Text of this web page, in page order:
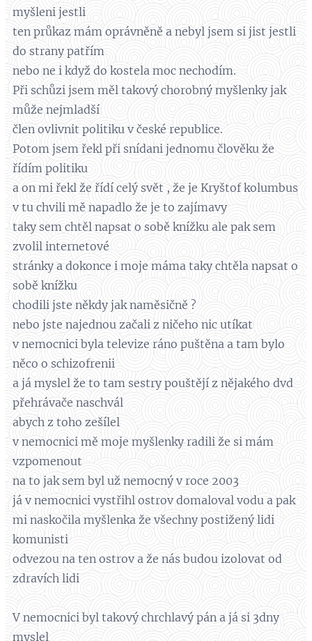
myšleni jestli
ten průkaz mám oprávněně a nebyl jsem si jist jestli
do strany patřím
nebo ne i když do kostela moc nechodím.
Při schůzi jsem měl takový chorobný myšlenky jak
může nejmladší
člen ovlivnit politiku v české republice.
Potom jsem řekl při snídani jednomu člověku že
řídím politiku
a on mi řekl že řídí celý svět , že je Kryštof kolumbus
v tu chvili mě napadlo že je to zajímavy
taky sem chtěl napsat o sobě knížku ale pak sem
zvolil internetové
stránky a dokonce i moje máma taky chtěla napsat o
sobě knížku
chodili jste někdy jak naměsičně ?
nebo jste najednou začali z ničeho nic utíkat
v nemocnici byla televize ráno puštěna a tam bylo
něco o schizofrenii
a já myslel že to tam sestry pouštějí z nějakého dvd
přehrávače naschvál
abych z toho zešílel
v nemocnici mě moje myšlenky radili že si mám
vzpomenout
na to jak sem byl už nemocný v roce 2003
já v nemocnici vystřihl ostrov domaloval vodu a pak
mi naskočila myšlenka že všechny postižený lidi
komunisti
odvezou na ten ostrov a že nás budou izolovat od
zdravích lidi
V nemocnici byl takový chrchlavý pán a já si 3dny
myslel